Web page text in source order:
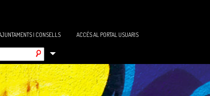
I CONSELLS ACCÉS AL PORTAL USUARIS